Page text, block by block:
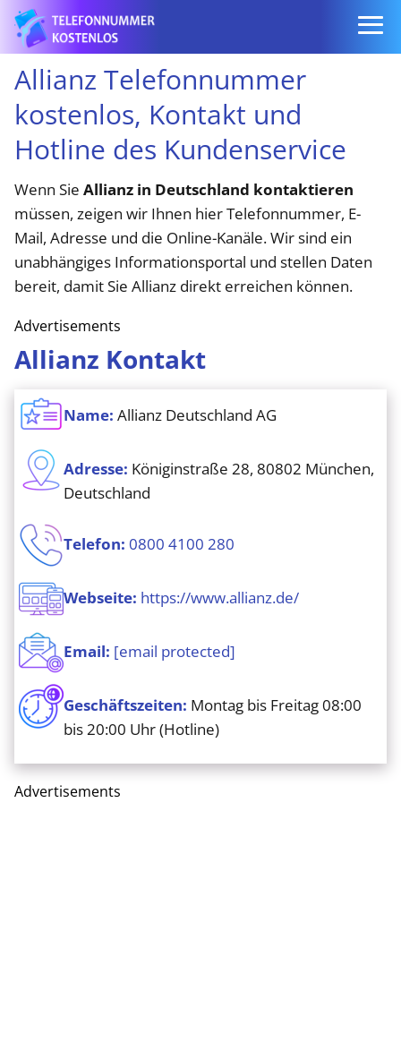
Allianz Telefonnummer
kostenlos, Kontakt und
Hotline des Kundenservice
Wenn Sie Allianz in Deutschland kontaktieren
müssen, zeigen wir Ihnen hier Telefonnummer, E-
Mail, Adresse und die Online-Kanäle. Wir sind ein
unabhängiges Informationsportal und stellen Daten
bereit, damit Sie Allianz direkt erreichen können.
Advertisements
Allianz Kontakt
Name: Allianz Deutschland AG
Adresse: Königinstraße 28, 80802 München,
Deutschland
Telefon: 0800 4100 280
Webseite: https://www.allianz.de/
Email: [email protected]
Geschäftszeiten: Montag bis Freitag 08:00
bis 20:00 Uhr (Hotline)
Advertisements